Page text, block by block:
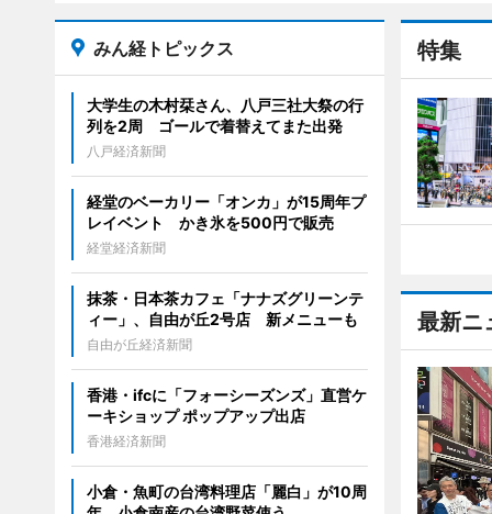
特集
最新ニ
みん経トピックス
大学生の木村栞さん、八戸三社大祭の行
列を2周 ゴールで着替えてまた出発
八戸経済新聞
経堂のベーカリー「オンカ」が15周年プ
レイベント かき氷を500円で販売
経堂経済新聞
抹茶・日本茶カフェ「ナナズグリーンテ
ィー」、自由が丘2号店 新メニューも
自由が丘経済新聞
香港・ifcに「フォーシーズンズ」直営ケ
ーキショップ ポップアップ出店
香港経済新聞
小倉・魚町の台湾料理店「麗白」が10周